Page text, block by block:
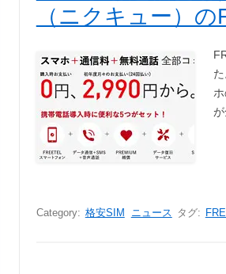
（ニクキュー）
Category: 格安SIM ニュース タグ: